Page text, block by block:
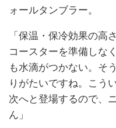
ォールタンブラー。
「保温・保冷効果の高
コースターを準備しな
も水滴がつかない。そ
りがたいですね。こう
次へと登場するので、
ん」